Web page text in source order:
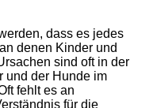
dass es jedes
denen Kinder und
sind oft in der
und der Hunde im
fehlt es an
für die